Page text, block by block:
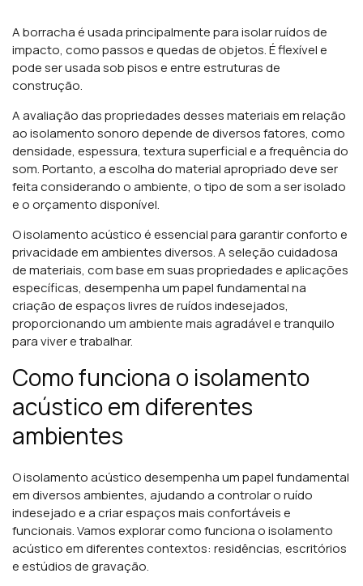
A borracha é usada principalmente para isolar ruídos de
impacto, como passos e quedas de objetos. É flexível e
pode ser usada sob pisos e entre estruturas de
construção.
A avaliação das propriedades desses materiais em relação
ao isolamento sonoro depende de diversos fatores, como
densidade, espessura, textura superficial e a frequência do
som. Portanto, a escolha do material apropriado deve ser
feita considerando o ambiente, o tipo de som a ser isolado
e o orçamento disponível.
O isolamento acústico é essencial para garantir conforto e
privacidade em ambientes diversos. A seleção cuidadosa
de materiais, com base em suas propriedades e aplicações
específicas, desempenha um papel fundamental na
criação de espaços livres de ruídos indesejados,
proporcionando um ambiente mais agradável e tranquilo
para viver e trabalhar.
Como funciona o isolamento
acústico em diferentes
ambientes
O isolamento acústico desempenha um papel fundamental
em diversos ambientes, ajudando a controlar o ruído
indesejado e a criar espaços mais confortáveis e
funcionais. Vamos explorar como funciona o isolamento
acústico em diferentes contextos: residências, escritórios
e estúdios de gravação.